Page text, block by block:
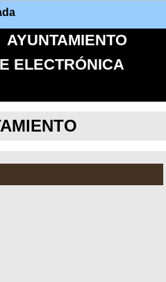
AYUNTAMIENTO
ELECTRÓNICA